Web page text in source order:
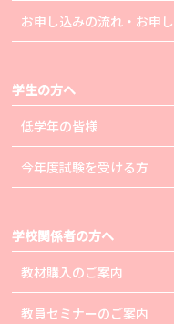
お申し込みの流れ・お申
学生の方へ
低学年の皆様
今年度試験を受ける方
学校関係者の方へ
教材購入のご案内
教員セミナーのご案内